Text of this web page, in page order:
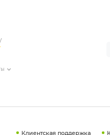
Клиентская поддержка